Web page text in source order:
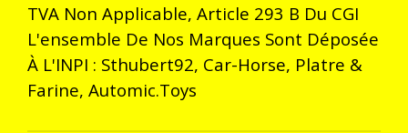
TVA Non Applicable, Article 293 B Du CGI
L'ensemble De Nos Marques Sont Déposée
À L'INPI : Sthubert92, Car-Horse, Platre &
Farine, Automic.Toys